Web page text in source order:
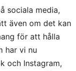
sociala media,
även om det kan
för att hålla
har vi nu
och Instagram,